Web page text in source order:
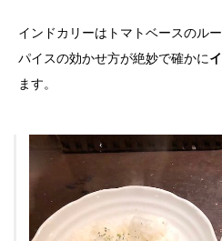
インドカリーはトマトベースのル
パイスの効かせ方が絶妙で確かに
ます。